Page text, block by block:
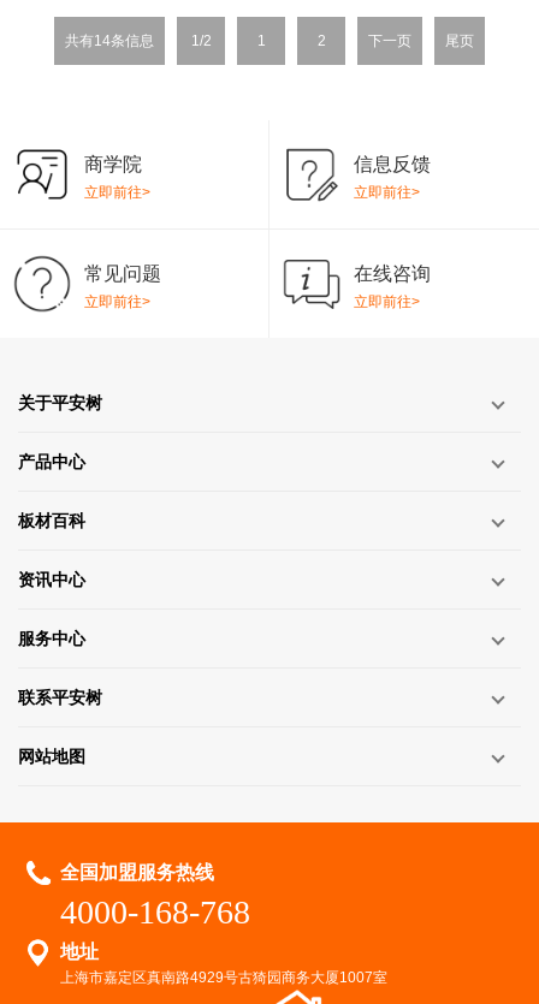
共有14条信息 1/2 1 2 下一页 尾页
商学院
立即前往>
信息反馈
立即前往>
常见问题
立即前往>
在线咨询
立即前往>
关于平安树
产品中心
板材百科
资讯中心
服务中心
联系平安树
网站地图
全国加盟服务热线
4000-168-768
地址
上海市嘉定区真南路4929号古猗园商务大厦1007室